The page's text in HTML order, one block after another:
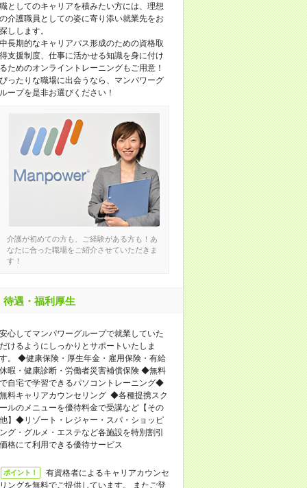
としてのキャリアを積みたい方には、理想
介護職員としての姿に寄り添い就業先をお
しします。
長期的なキャリアパス形成のための資格取
支援制度、仕事に活かせる知識を身に付け
ためのオンライントレーニングもご用意！
ったりな職場に出会うなら、マンパワーグ
ープを是非お選びください！
介護が初めての方も、ご経験がある方も！あ
なたに合った職場をご紹介させていただきま
す！
待遇・福利厚生
心してマンパワーグループで就業していた
けるようにしっかりとサポートいたしま
。 ◆健康保険・厚生年金・雇用保険・有給
暇・健康診断・労働者災害補償保険 ◆無料
自宅で学習できるパソコントレーニング◆
料キャリアカウンセリング ◆各種提携スク
ルのメニューを優待料金で受講など【その
】◆リゾート・レジャー・スパ・ショッピ
グ・グルメ・エステなど各施設を特別割引
格にて利用できる優待サービス
ポイント！
有資格者によるキャリアカウンセ
ングを無料でご提供しています。 またご登